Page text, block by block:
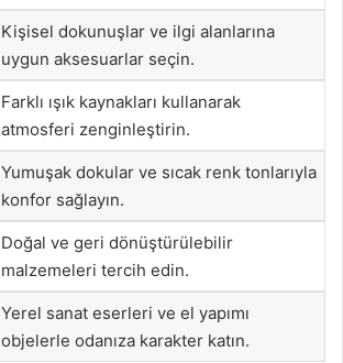
Kişisel dokunuşlar ve ilgi alanlarına
uygun aksesuarlar seçin.
Farklı ışık kaynakları kullanarak
atmosferi zenginleştirin.
Yumuşak dokular ve sıcak renk tonlarıyla
konfor sağlayın.
Doğal ve geri dönüştürülebilir
malzemeleri tercih edin.
Yerel sanat eserleri ve el yapımı
objelerle odanıza karakter katın.